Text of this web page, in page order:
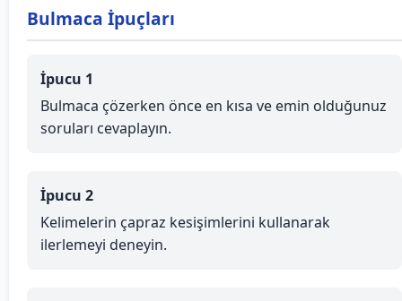
Bulmaca İpuçları
İpucu 1
Bulmaca çözerken önce en kısa ve emin olduğunuz
soruları cevaplayın.
İpucu 2
Kelimelerin çapraz kesişimlerini kullanarak
ilerlemeyi deneyin.